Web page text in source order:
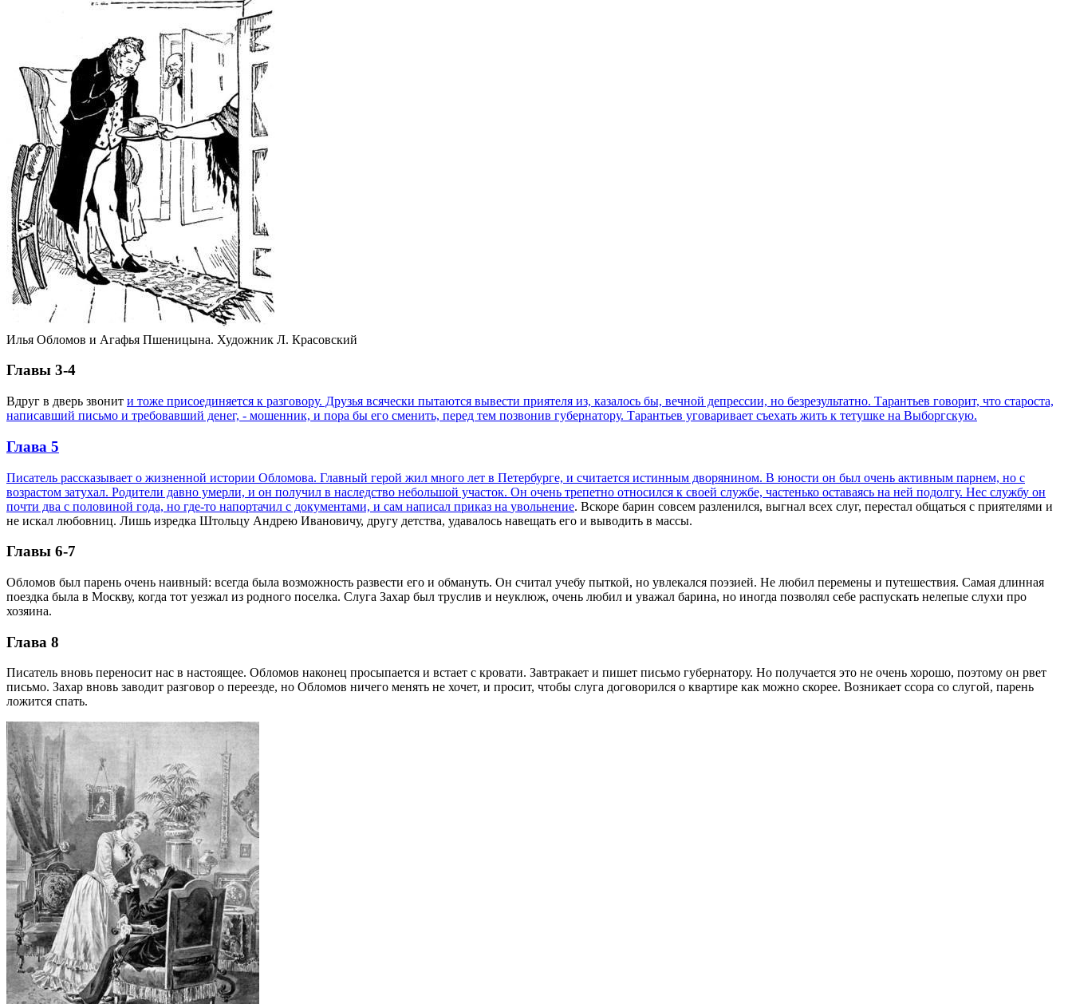
Илья Обломов и Агафья Пшеницына. Художник Л. Красовский
Главы 3-4
Вдруг в дверь звонит и тоже присоединяется к разговору. Друзья всячески пытаются вывести приятеля из, казалось бы, вечной депрессии, но безрезультатно. Тарантьев говорит, что староста,
написавший письмо и требовавший денег, - мошенник, и пора бы его сменить, перед тем позвонив губернатору. Тарантьев уговаривает съехать жить к тетушке на Выборгскую.
Глава 5
Писатель рассказывает о жизненной истории Обломова. Главный герой жил много лет в Петербурге, и считается истинным дворянином. В юности он был очень активным парнем, но с
возрастом затухал. Родители давно умерли, и он получил в наследство небольшой участок. Он очень трепетно относился к своей службе, частенько оставаясь на ней подолгу. Нес службу он
почти два с половиной года, но где-то напортачил с документами, и сам написал приказ на увольнение. Вскоре барин совсем разленился, выгнал всех слуг, перестал общаться с приятелями и
не искал любовниц. Лишь изредка Штольцу Андрею Ивановичу, другу детства, удавалось навещать его и выводить в массы.
Главы 6-7
Обломов был парень очень наивный: всегда была возможность развести его и обмануть. Он считал учебу пыткой, но увлекался поэзией. Не любил перемены и путешествия. Самая длинная
поездка была в Москву, когда тот уезжал из родного поселка. Слуга Захар был труслив и неуклюж, очень любил и уважал барина, но иногда позволял себе распускать нелепые слухи про
хозяина.
Глава 8
Писатель вновь переносит нас в настоящее. Обломов наконец просыпается и встает с кровати. Завтракает и пишет письмо губернатору. Но получается это не очень хорошо, поэтому он рвет
письмо. Захар вновь заводит разговор о переезде, но Обломов ничего менять не хочет, и просит, чтобы слуга договорился о квартире как можно скорее. Возникает ссора со слугой, парень
ложится спать.